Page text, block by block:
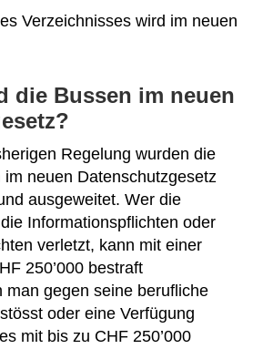
Verzeichnisses wird im neuen
die Bussen im neuen
Regelung wurden die
neuen Datenschutzgesetz
ausgeweitet. Wer die
Informationspflichten oder
verletzt, kann mit einer
250’000 bestraft
man gegen seine berufliche
oder eine Verfügung
mit bis zu CHF 250’000